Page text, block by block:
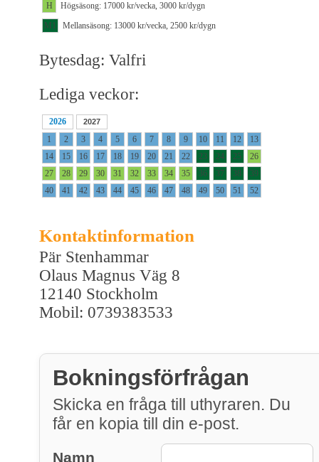
H
Högsäsong: 17000 kr/vecka, 3000 kr/dygn
M1
Mellansäsong: 13000 kr/vecka, 2500 kr/dygn
Bytesdag: Valfri
Lediga veckor:
2026 2027
1 2 3 4 5 6 7 8 9 10 11 12
13
14
15 16 17 18 19 20 21 22 23 24 25
26
27
28 29 30 31 32 33 34 35 36 37 38
39
40
41 42 43 44 45 46 47 48 49 50 51 52
Kontaktinformation
Pär Stenhammar
Olaus Magnus Väg 8
12140 Stockholm
Mobil: 0739383533
Bokningsförfrågan
Skicka en fråga till uthyraren. Du
får en kopia till din e-post.
Namn